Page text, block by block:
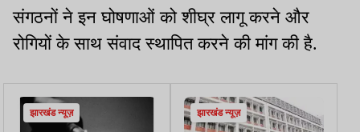
संगठनों ने इन घोषणाओं को शीघ्र लागू करने और
रोगियों के साथ संवाद स्थापित करने की मांग की है.
झारखंड न्यूज़ झारखंड न्यूज़